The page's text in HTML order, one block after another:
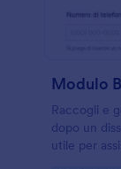
Modulo
Raccogli e
dopo un
utile per